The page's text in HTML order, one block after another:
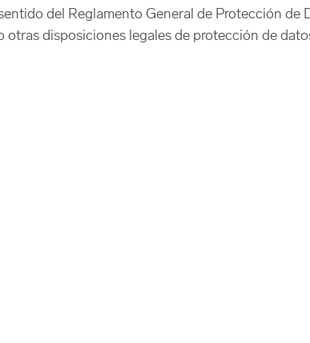
del Reglamento General de Protección
otras disposiciones legales de protección de